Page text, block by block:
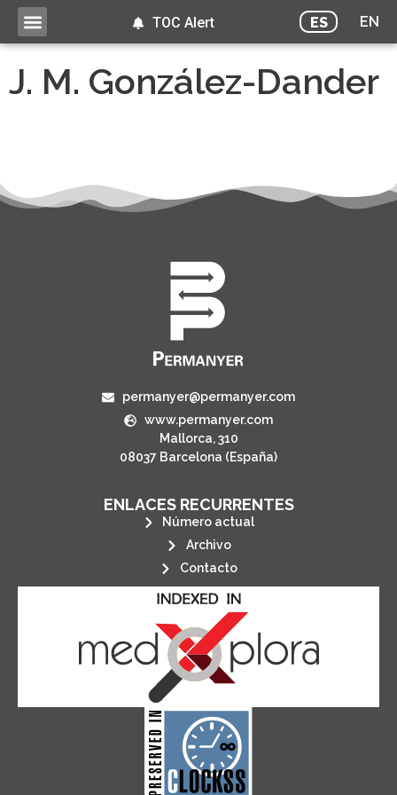
ES EN
TOC Alert
J. M. González-Dander
permanyer@permanyer.com
www.permanyer.com
Mallorca, 310
08037 Barcelona (España)
ENLACES RECURRENTES
Número actual
Archivo
Contacto
CLOCKSS is a dak archive that
ensures the long-term survival
of web-based scholary
publications, governed by and for
its stakeholders.